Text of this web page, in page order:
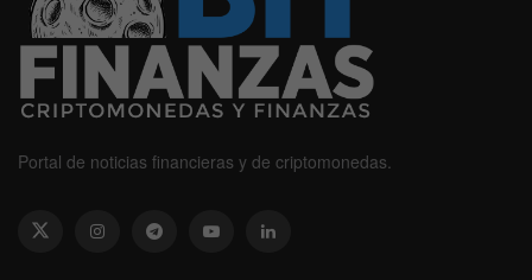
Portal de noticias financieras y de criptomonedas.